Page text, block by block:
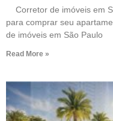
Corretor de imóveis em
para comprar seu
de imóveis em São Paulo
Read More »